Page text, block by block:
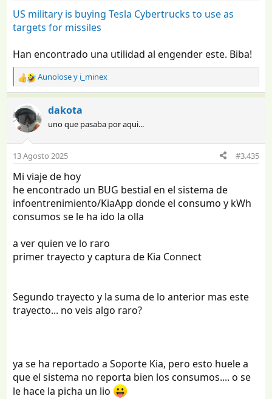
US military is buying Tesla Cybertrucks to use as
targets for missiles
Han encontrado una utilidad al engender este. Biba!
R
e
c
c
o
n
s
:
Aunolosey i_minex
dakota
uno que pasaba por aqui...
13 Agosto 2025 #3.435
Mi viaje de hoy
he encontrado un BUG bestial en el sistema de
infoentrenimiento/KiaApp donde el consumo y kWh
consumos se le ha ido la olla
a ver quien ve lo raro
primer trayecto y captura de Kia Connect
Segundo trayecto y la suma de lo anterior mas este
trayecto... no veis algo raro?
ya se ha reportado a Soporte Kia, pero esto huele a
que el sistema no reporta bien los consumos.... o se
le hace la picha un lio